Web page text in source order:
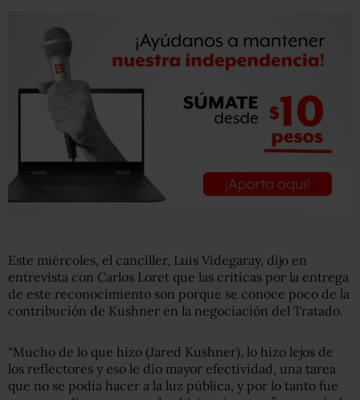
Este miércoles, el canciller, Luis Videgaray, dijo en
entrevista con Carlos Loret que las criticas por la entrega
de este reconocimiento son porque se conoce poco de la
contribución de Kushner en la negociación del Tratado.
“Mucho de lo que hizo (Jared Kushner), lo hizo lejos de
los reflectores y eso le dio mayor efectividad, una tarea
que no se podía hacer a la luz pública, y por lo tanto fue